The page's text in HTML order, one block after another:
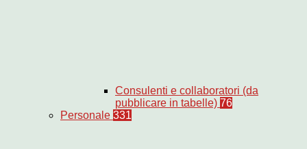
Consulenti e collaboratori (da
pubblicare in tabelle) 76
Personale 331